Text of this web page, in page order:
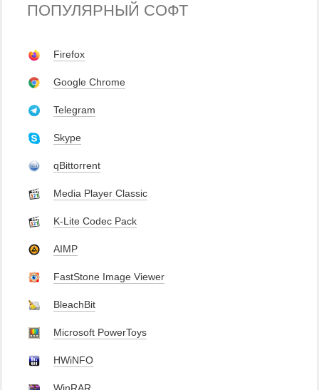
ПОПУЛЯРНЫЙ СОФТ
Firefox
Google Chrome
Telegram
Skype
qBittorrent
Media Player Classic
K-Lite Codec Pack
AIMP
FastStone Image Viewer
BleachBit
Microsoft PowerToys
HWiNFO
WinRAR